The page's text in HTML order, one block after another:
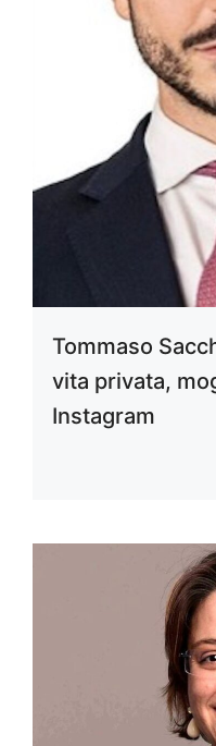
Tommaso
vita privata,
Instagram